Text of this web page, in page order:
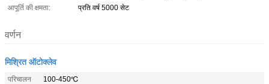
आपूर्ति की क्षमता:
प्रति वर्ष 5000 सेट
वर्णन
मिश्रित ऑटोक्लेव
परिचालन
100-450℃